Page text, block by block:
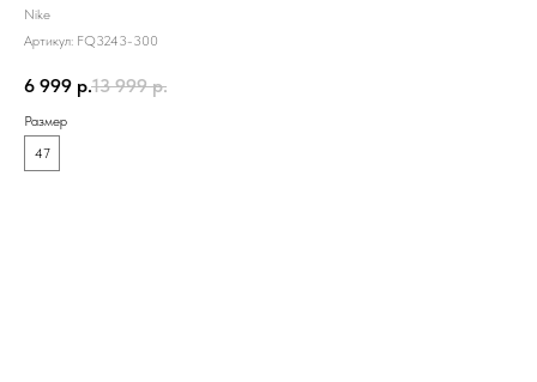
Nike
Артикул: FQ3243-300
6 999 р.13 999 р.
Размер
47